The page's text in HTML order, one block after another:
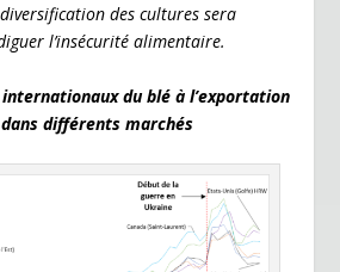
des cultures sera
l’insécurité alimentaire.
du blé à l’exportation
dans différents marchés